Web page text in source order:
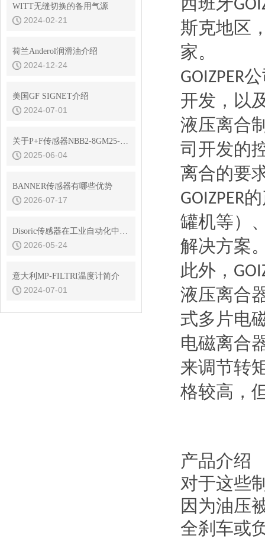
WITT无缝切换的备用气源
2024-02-21
荷兰Anderol润滑油介绍
2024-12-24
美国GF SIGNET介绍
2024-07-01
​关于P+F传感器NBB2-8GM25-E2-V1的使用和选型
2025-06-04
BANNER传感器有哪些优势
2026-07-17
Disoric传感器在工业自动化中的定位与识别应用
2026-05-24
意大利MP-FILTRI温度计简介
2024-07-01
斯克地区
家。
GOIZPER
开发， 以
液压离合
司开发的
离合的要
GOIZPER
罐机等）
解决方案
此外，
液压离合
式多片电
电磁离合
来调节转
格较高，
产品介绍
对于这些
因为油压
全刹车或